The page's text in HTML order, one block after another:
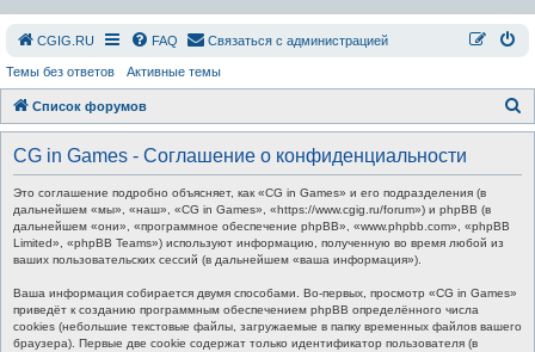
СGIG.RU FAQ Связаться с администрацией
Темы без ответов Активные темы
Список форумов
о
CG in Games - Соглашение о конфиденциальности
Это соглашение подробно объясняет, как «CG in Games» и его подразделения (в
дальнейшем «мы», «наш», «CG in Games», «https://www.cgig.ru/forum») и phpBB (в
дальнейшем «они», «программное обеспечение phpBB», «www.phpbb.com», «phpBB
Limited», «phpBB Teams») используют информацию, полученную во время любой из
ваших пользовательских сессий (в дальнейшем «ваша информация»).
Ваша информация собирается двумя способами. Во-первых, просмотр «CG in Games»
приведёт к созданию программным обеспечением phpBB определённого числа
cookies (небольшие текстовые файлы, загружаемые в папку временных файлов вашего
браузера). Первые две cookie содержат только идентификатор пользователя (в